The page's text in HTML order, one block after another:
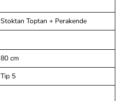
Stoktan Toptan + Perakende
80 cm
Tip 5